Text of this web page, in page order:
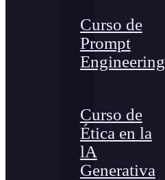
Curso de
Prompt
Engineering
Curso de
Ética en la
lA
Generativa